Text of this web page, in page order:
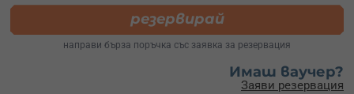
резервирай
направи бърза поръчка със заявка за резервация
Имаш ваучер?
Заяви резервация